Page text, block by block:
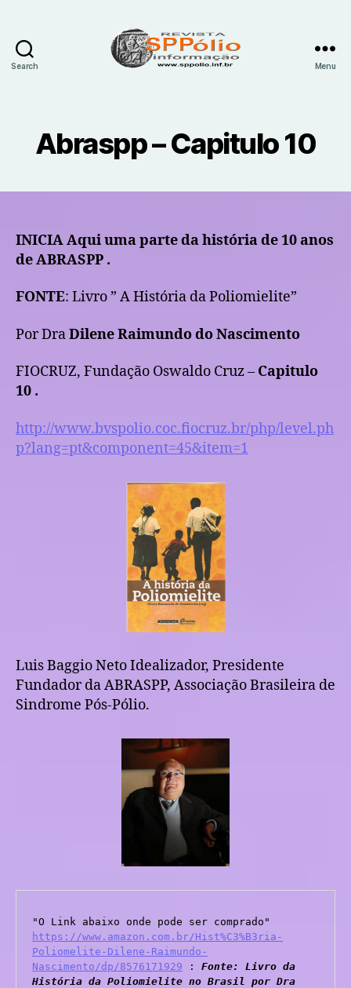
Search Menu
Abraspp – Capitulo 10
INICIA Aqui uma parte da história de 10 anos
de ABRASPP .
FONTE: Livro ” A História da Poliomielite”
Por DraDilene Raimundo do Nascimento
FIOCRUZ, Fundação Oswaldo Cruz – Capitulo
10 .
http://www.bvspolio.coc.fiocruz.br/php/level.ph
p?lang=pt&component=45&item=1
Luis Baggio Neto Idealizador, Presidente
Fundador da ABRASPP, Associação Brasileira de
Sindrome Pós-Pólio.
https://www.amazon.com.br/Hist%C3%B3ria-
Poliomelite-Dilene-Raimundo-
Nascimento/dp/8576171929 : Fonte: Livro da
História da Poliomielite no Brasil por Dra